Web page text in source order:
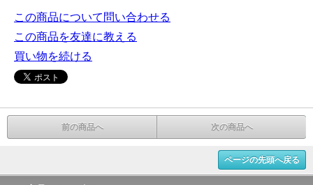
この商品について問い合わせる
この商品を友達に教える
買い物を続ける
前の商品へ 次の商品へ
ページの先頭へ戻る